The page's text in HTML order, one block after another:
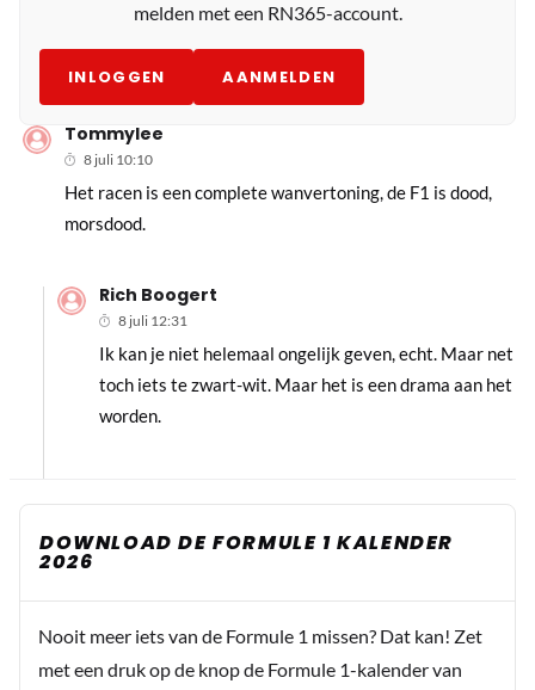
melden met een RN365-account.
INLOGGEN AANMELDEN
Tommylee
8 juli 10:10
Het racen is een complete wanvertoning, de F1 is dood,
morsdood.
Rich Boogert
8 juli 12:31
Ik kan je niet helemaal ongelijk geven, echt. Maar net
toch iets te zwart-wit. Maar het is een drama aan het
worden.
DOWNLOAD DE FORMULE 1 KALENDER
2026
Nooit meer iets van de Formule 1 missen? Dat kan! Zet
met een druk op de knop de Formule 1-kalender van